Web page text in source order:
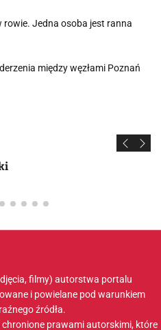
rowie. Jedna osoba jest ranna
między węzłami Poznań
filmy) autorstwa portalu
i powielane pod warunkiem
źródła.
chronione prawami autorskimi, które